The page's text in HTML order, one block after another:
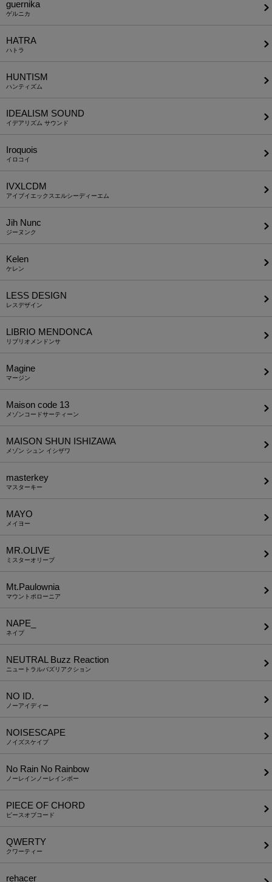
guernika
ゲルニカ
HATRA
ハトラ
HUNTISM
ハンティズム
IDEALISM SOUND
イデアリズム サウンド
Iroquois
イロコイ
IVXLCDM
アイブイエックスエルシーディーエム
Jih Nunc
ジーヌンク
Kelen
ケレン
LESS DESIGN
レスデザイン
LIBRIO MENDONCA
リブリオメンドンサ
Magine
マージン
Maison code 13
メゾンコードサーティーン
MAISON SHUN ISHIZAWA
メゾン シュン イシザワ
masterkey
マスターキー
MAYO
メイヨー
MR.OLIVE
ミスターオリーブ
Mt.Paulownia
マウントポローニア
NAPE_
ネイプ
NEUTRAL Buzz Reaction
ニュートラルバズリアクション
NO ID.
ノーアイディー
NOISESCAPE
ノイズスケイプ
No Rain No Rainbow
ノーレインノーレインボー
PIECE OF CHORD
ピースオブコード
QWERTY
クワーティー
rehacer